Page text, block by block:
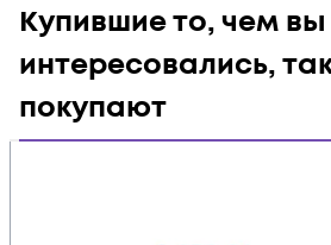
Купившие то, чем вы
интересовались,
покупают